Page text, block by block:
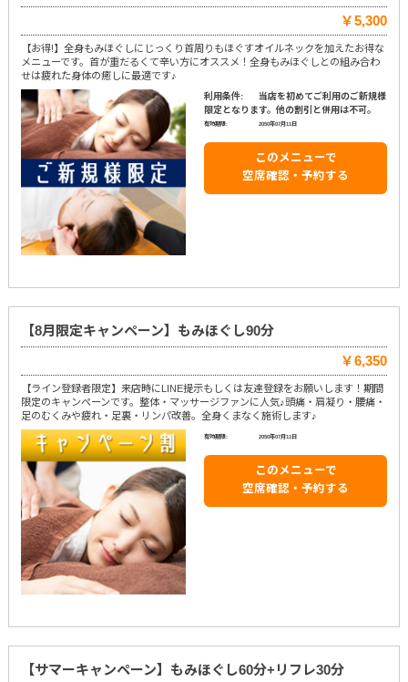
￥5,300
【お得!】全身もみほぐしにじっくり首周りもほぐすオイルネックを加えたお得な
メニューです。首が重だるくて辛い方にオススメ！全身もみほぐしとの組み合わ
せは疲れた身体の癒しに最適です♪
利用条件:
当店を初めてご利用のご新規様
限定となります。他の割引と併用は不可。
有効期限: 2050年07月11日
このメニューで
空席確認・予約する
【8月限定キャンペーン】もみほぐし90分
￥6,350
【ライン登録者限定】来店時にLINE提示もしくは友達登録をお願いします！期間
限定のキャンペーンです。整体・マッサージファンに人気♪頭痛・肩凝り・腰痛・
足のむくみや疲れ・足裏・リンパ改善。全身くまなく施術します♪
有効期限: 2050年07月11日
このメニューで
空席確認・予約する
【サマーキャンペーン】もみほぐし60分+リフレ30分